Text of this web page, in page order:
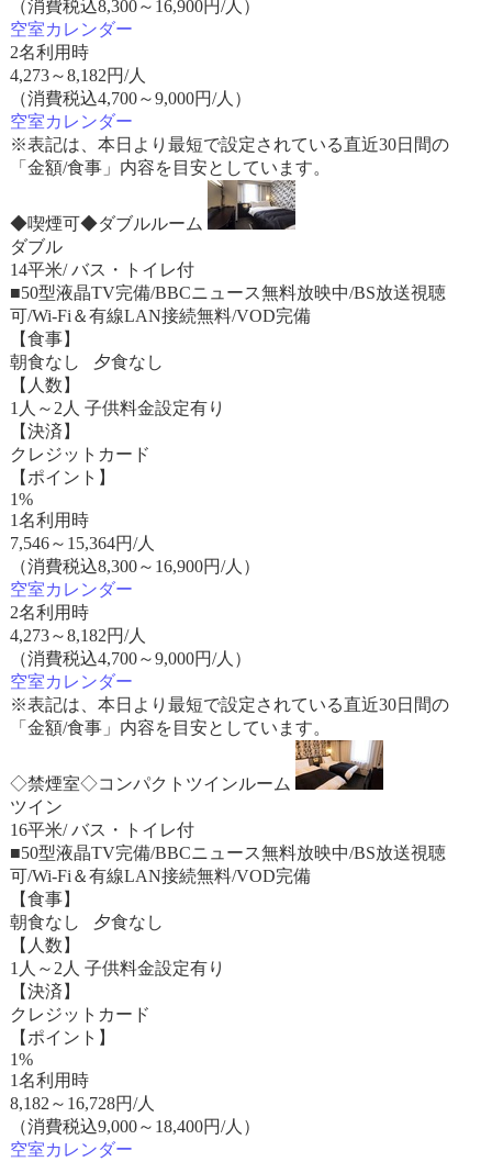
（消費税込8,300～16,900円/人）
空室カレンダー
2名利用時
4,273～8,182円/人
（消費税込4,700～9,000円/人）
空室カレンダー
※表記は、本日より最短で設定されている直近30日間の
「金額/食事」内容を目安としています。
◆喫煙可◆ダブルルーム
ダブル
14平米/ バス・トイレ付
■50型液晶TV完備/BBCニュース無料放映中/BS放送視聴
可/Wi-Fi＆有線LAN接続無料/VOD完備
【食事】
朝食なし 夕食なし
【人数】
1人～2人 子供料金設定有り
【決済】
クレジットカード
【ポイント】
1%
1名利用時
7,546～ 15,364円/人
（消費税込8,300～16,900円/人）
空室カレンダー
2名利用時
4,273～8,182円/人
（消費税込4,700～9,000円/人）
空室カレンダー
※表記は、本日より最短で設定されている直近30日間の
「金額/食事」内容を目安としています。
◇禁煙室◇コンパクトツインルーム
ツイン
16平米/ バス・トイレ付
■50型液晶TV完備/BBCニュース無料放映中/BS放送視聴
可/Wi-Fi＆有線LAN接続無料/VOD完備
【食事】
朝食なし 夕食なし
【人数】
1人～2人 子供料金設定有り
【決済】
クレジットカード
【ポイント】
1%
1名利用時
8,182 ～ 16,728円/人
（消費税込9,000～18,400円/人）
空室カレンダー